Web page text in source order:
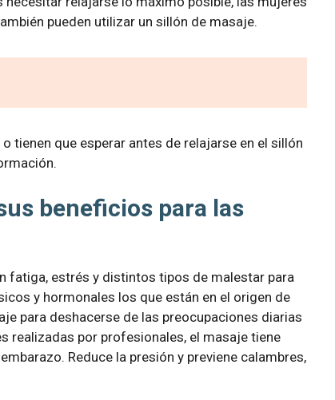
pueden utilizar un sillón de masaje.
tienen que esperar antes de relajarse en el sillón
beneficios para las
fatiga, estrés y distintos tipos de malestar para
y hormonales los que están en el origen de
para deshacerse de las preocupaciones diarias
realizadas por profesionales, el masaje tiene
Reduce la presión y previene calambres,